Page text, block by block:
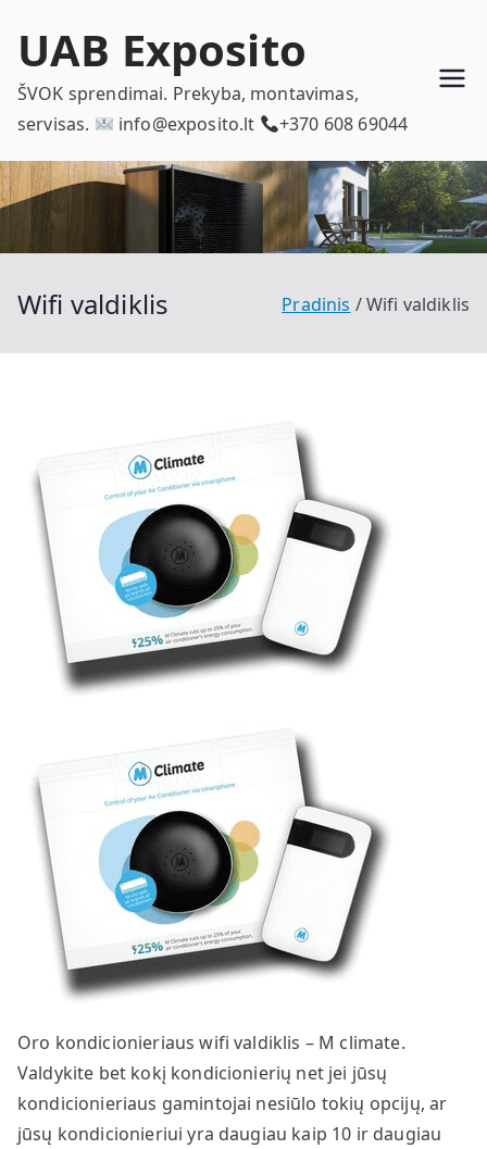
UAB Exposito
ŠVOK sprendimai. Prekyba, montavimas, ​
servisas. ​
info@exposito.lt +370 608 69044
Wifi valdiklis Pradinis Wifi valdiklis
Oro kondicionieriaus wifi valdiklis – M climate.
Valdykite bet kokį kondicionierių net jei jūsų
kondicionieriaus gamintojai nesiūlo tokių opcijų, ar
jūsų kondicionieriui yra daugiau kaip 10 ir daugiau